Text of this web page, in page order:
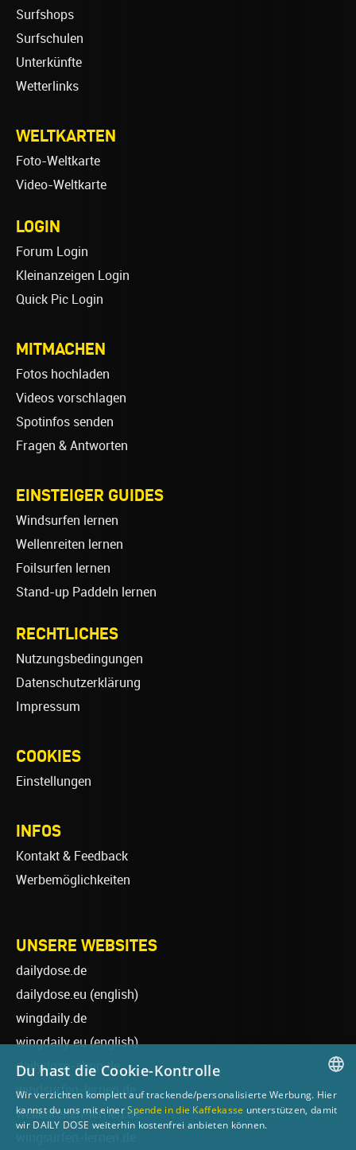
Surfshops
Surfschulen
Unterkünfte
Wetterlinks
WELTKARTEN
Foto-Weltkarte
Video-Weltkarte
LOGIN
Forum Login
Kleinanzeigen Login
Quick Pic Login
MITMACHEN
Fotos hochladen
Videos vorschlagen
Spotinfos senden
Fragen & Antworten
EINSTEIGER GUIDES
Windsurfen lernen
Wellenreiten lernen
Foilsurfen lernen
Stand-up Paddeln lernen
RECHTLICHES
Nutzungsbedingungen
Datenschutzerklärung
Impressum
COOKIES
Einstellungen
INFOS
Kontakt & Feedback
Werbemöglichkeiten
UNSERE WEBSITES
dailydose.de
dailydose.eu (english)
wingdaily.de
wingdaily.eu(english)
dailydose-shop.de
windsurfen-lernen.de
wellenreiten-lernen.de
GERMAN
Du hast die Cookie-Kontrolle
Wir verzichten komplett auf trackende/personalisierte Werbung. Hier
kannst du uns mit einerSpende in die Kaffekasse unterstützen, damit
wir DAILY DOSE weiterhin kostenfrei anbieten können.